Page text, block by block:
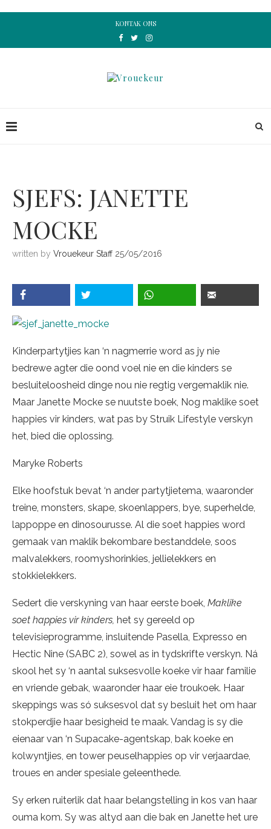
KONTAK ONS
SJEFS: JANETTE
MOCKE
written by Vrouekeur Staff 25/05/2016
Kinderpartytjies kan ‘n nagmerrie word as jy nie
bedrewe agter die oond voel nie en die kinders se
besluiteloosheid dinge nou nie regtig vergemaklik nie.
Maar Janette Mocke se nuutste boek, Nog maklike soet
happies vir kinders, wat pas by Struik Lifestyle verskyn
het, bied die oplossing.
Maryke Roberts
Elke hoofstuk bevat ‘n ander partytjietema, waaronder
treine, monsters, skape, skoenlappers, bye, superhelde,
lappoppe en dinosourusse. Al die soet happies word
gemaak van maklik bekombare bestanddele, soos
malvalekkers, roomyshorinkies, jellielekkers en
stokkielekkers.
Sedert die verskyning van haar eerste boek, Maklike
soet happies vir kinders, het sy gereeld op
televisieprogramme, insluitende Pasella, Expresso en
Hectic Nine (SABC 2), sowel as in tydskrifte verskyn. Ná
skool het sy ‘n aantal suksesvolle koeke vir haar familie
en vriende gebak, waaronder haar eie troukoek. Haar
skeppings was só suksesvol dat sy besluit het om haar
stokperdjie haar besigheid te maak. Vandag is sy die
eienaar van ‘n Supacake-agentskap, bak koeke en
kolwyntjies, en tower peuselhappies op vir verjaardae,
troues en ander spesiale geleenthede.
Sy erken ruiterlik dat haar belangstelling in kos van haar
ouma kom. Sy was altyd aan die bak en Janette het ure